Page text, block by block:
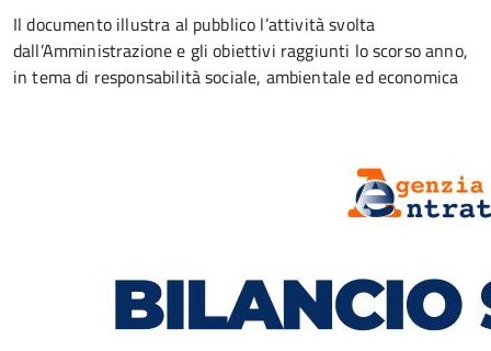
Il documento illustra al pubblico l’attività svolta
dall’Amministrazione e gli obiettivi raggiunti lo scorso anno,
in tema di responsabilità sociale, ambientale ed economica